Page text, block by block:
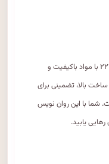
روان نویس ۰.۴ نوک نمدی انر آبی روشن کد: ۲۲۱۰۱ با مواد باکیفیت و
بالا، تضمینی برای
شما با این روان نویس
یابید.